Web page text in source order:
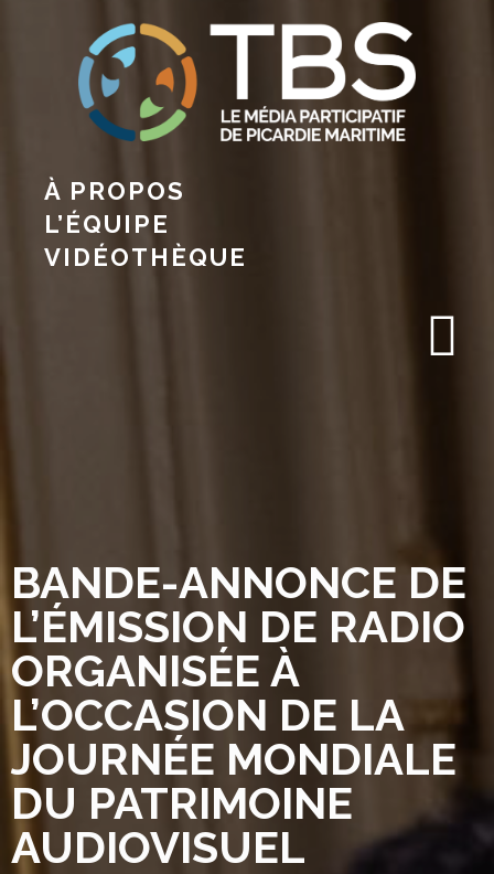
À PROPOS
L’ÉQUIPE
VIDÉOTHÈQUE
BANDE-ANNONCE DE
L’ÉMISSION DE RADIO
ORGANISÉE À
L’OCCASION DE LA
JOURNÉE MONDIALE
DU PATRIMOINE
AUDIOVISUEL